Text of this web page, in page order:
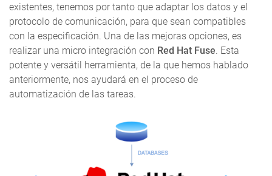
existentes, tenemos por tanto que adaptar los datos y el
protocolo de comunicación, para que sean compatibles
con la especificación. Una de las mejoras opciones, es
realizar una micro integración con Red Hat Fuse. Esta
potente y versátil herramienta, de la que hemos hablado
anteriormente, nos ayudará en el proceso de
automatización de las tareas.